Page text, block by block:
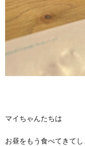
マイちゃんたちは
お昼をもう食べてきて